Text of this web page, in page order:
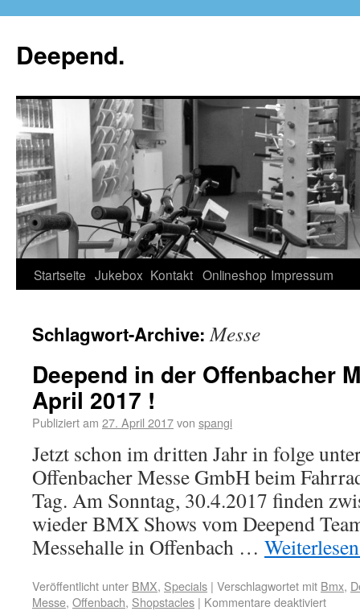
Deepend.
Startseite Jukebox Kontakt Onlineshop Impressum
Schlagwort-Archive:Messe
Deepend in der Offenbacher
April 2017 !
Publiziert am 27. April 2017von spangi
Jetzt schon im dritten Jahr in folge
Offenbacher Messe GmbH beim
Tag. Am Sonntag, 30.4.2017 finden
wieder BMX Shows vom Deepend
Messehalle in Offenbach …
Veröffentlicht unter BMX, Specials | Verschlagwortet mit Bmx,
Messe, Offenbach, Shopstacles | Kommentare deaktiviert